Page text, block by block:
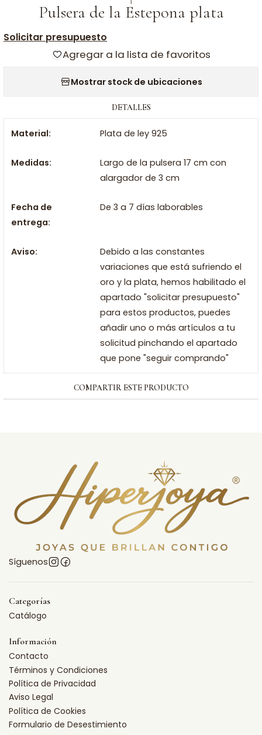
Pulsera de la Estepona plata
Solicitar presupuesto
Agregar a la lista de favoritos
Mostrar stock de ubicaciones
DETALLES
Material: Plata de ley 925
Medidas:
Largo de la pulsera 17 cm con
alargador de 3 cm
Fecha de
entrega:
De 3 a 7 días laborables
Aviso:
Debido a las constantes
variaciones que está sufriendo el
oro y la plata, hemos habilitado el
apartado "solicitar presupuesto"
para estos productos, puedes
añadir uno o más artículos a tu
solicitud pinchando el apartado
que pone "seguir comprando"
COMPARTIR ESTE PRODUCTO
Síguenos
Categorías
Catálogo
Información
Contacto
Términos y Condiciones
Política de Privacidad
Aviso Legal
Política de Cookies
Formulario de Desestimiento